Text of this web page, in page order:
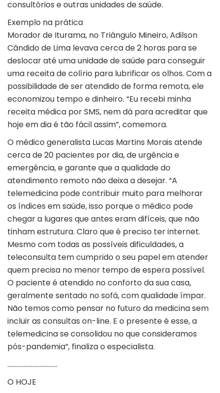
consultórios e outras unidades de saúde.
Exemplo na prática
Morador de Iturama, no Triângulo Mineiro, Adilson
Cândido de Lima levava cerca de 2 horas para se
deslocar até uma unidade de saúde para conseguir
uma receita de colírio para lubrificar os olhos. Com a
possibilidade de ser atendido de forma remota, ele
economizou tempo e dinheiro. “Eu recebi minha
receita médica por SMS, nem dá para acreditar que
hoje em dia é tão fácil assim”, comemora.
O médico generalista Lucas Martins Morais atende
cerca de 20 pacientes por dia, de urgência e
emergência, e garante que a qualidade do
atendimento remoto não deixa a desejar. “A
telemedicina pode contribuir muito para melhorar
os índices em saúde, isso porque o médico pode
chegar a lugares que antes eram difíceis, que não
tinham estrutura. Claro que é preciso ter internet.
Mesmo com todas as possíveis dificuldades, a
teleconsulta tem cumprido o seu papel em atender
quem precisa no menor tempo de espera possível.
O paciente é atendido no conforto da sua casa,
geralmente sentado no sofá, com qualidade ímpar.
Não temos como pensar no futuro da medicina sem
incluir as consultas on-line. E o presente é esse, a
telemedicina se consolidou no que consideramos
pós-pandemia”, finaliza o especialista.
…………………………….
O HOJE